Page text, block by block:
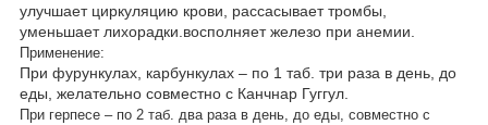
улучшает циркуляцию крови, рассасывает тромбы,
уменьшает лихорадки.восполняет железо при анемии.
Применение:
При фурункулах, карбункулах – по 1 таб. три раза в день, до
еды, желательно совместно с Канчнар Гуггул.
При герпесе – по 2 таб. два раза в день, до еды, совместно с